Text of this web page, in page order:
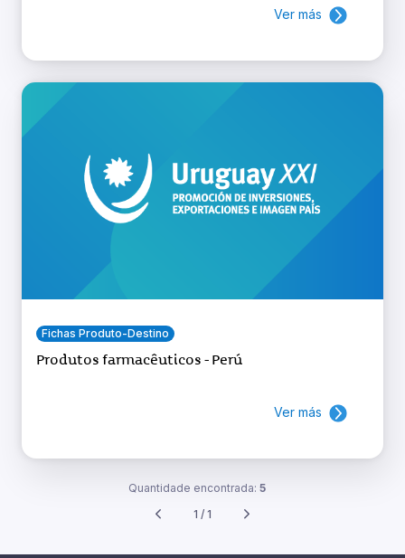
Ver más
Fichas Produto-Destino
Produtos farmacêuticos - Perú
Ver más
Quantidade encontrada: 5
1 / 1